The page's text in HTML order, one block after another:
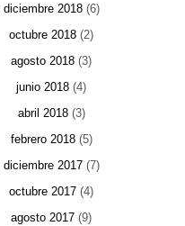
diciembre 2018(6)
octubre 2018 (2)
agosto 2018 (3)
junio 2018 (4)
abril 2018(3)
febrero 2018(5)
diciembre 2017(7)
octubre 2017 (4)
agosto 2017 (9)